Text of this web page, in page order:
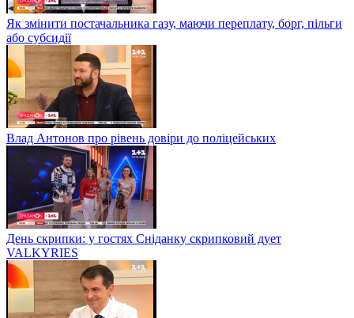
Як змінити постачальника газу, маючи переплату, борг, пільги
або субсидії
Влад Антонов про рівень довіри до поліцейських
День скрипки: у гостях Сніданку скрипковий дует
VALKYRIES